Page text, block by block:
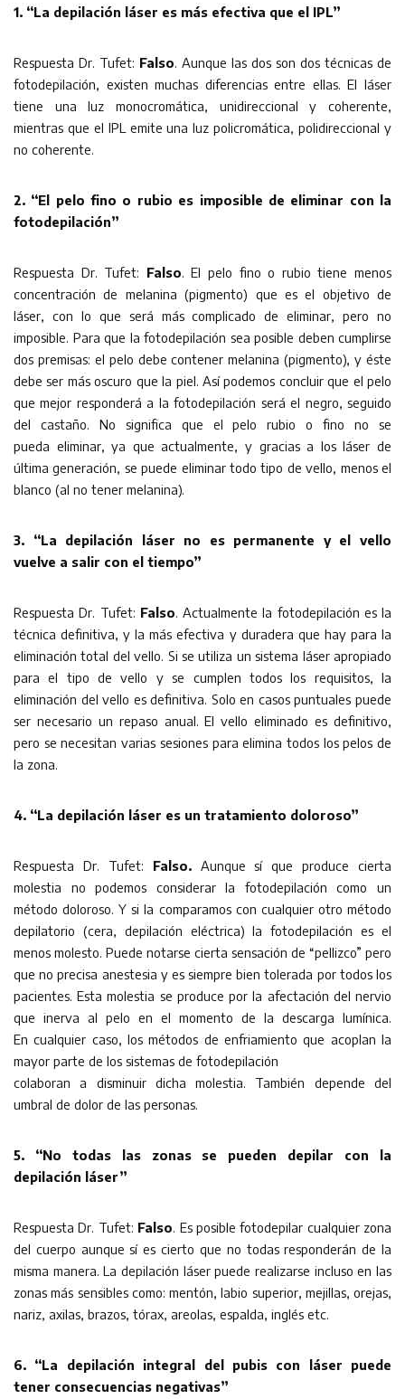
1. “La depilación láser es más efectiva que el IPL”
Respuesta Dr. Tufet: Falso. Aunque las dos son dos técnicas de
fotodepilación, existen muchas diferencias entre ellas. El láser
tiene una luz monocromática, unidireccional y coherente,
mientras que el IPL emite una luz policromática, polidireccional y
no coherente.
2. “El pelo fino o rubio es imposible de eliminar con la
fotodepilación”
Respuesta Dr. Tufet: Falso. El pelo fino o rubio tiene menos
concentración de melanina (pigmento) que es el objetivo de
láser, con lo que será más complicado de eliminar, pero no
imposible. Para que la fotodepilación sea posible deben cumplirse
dos premisas: el pelo debe contener melanina (pigmento), y éste
debe ser más oscuro que la piel. Así podemos concluir que el pelo
que mejor responderá a la fotodepilación será el negro, seguido
del castaño. No significa que el pelo rubio o fino no se
pueda eliminar, ya que actualmente, y gracias a los láser de
última generación, se puede eliminar todo tipo de vello, menos el
blanco (al no tener melanina).
3. “La depilación láser no es permanente y el vello
vuelve a salir con el tiempo”
Respuesta Dr. Tufet: Falso. Actualmente la fotodepilación es la
técnica definitiva, y la más efectiva y duradera que hay para la
eliminación total del vello. Si se utiliza un sistema láser apropiado
para el tipo de vello y se cumplen todos los requisitos, la
eliminación del vello es definitiva. Solo en casos puntuales puede
ser necesario un repaso anual. El vello eliminado es definitivo,
pero se necesitan varias sesiones para elimina todos los pelos de
la zona.
4. “La depilación láser es un tratamiento doloroso”
Respuesta Dr. Tufet: Falso.Aunque sí que produce cierta
molestia no podemos considerar la fotodepilación como un
método doloroso. Y si la comparamos con cualquier otro método
depilatorio (cera, depilación eléctrica) la fotodepilación es el
menos molesto. Puede notarse cierta sensación de “pellizco” pero
que no precisa anestesia y es siempre bien tolerada por todos los
pacientes. Esta molestia se produce por la afectación del nervio
que inerva al pelo en el momento de la descarga lumínica.
En cualquier caso, los métodos de enfriamiento que acoplan la
mayor parte de los sistemas de fotodepilación
colaboran a disminuir dicha molestia. También depende del
umbral de dolor de las personas.
5. “No todas las zonas se pueden depilar con la
depilación láser”
Respuesta Dr. Tufet: Falso. Es posible fotodepilar cualquier zona
del cuerpo aunque sí es cierto que no todas responderán de la
misma manera. La depilación láser puede realizarse incluso en las
zonas más sensibles como: mentón, labio superior, mejillas, orejas,
nariz, axilas, brazos, tórax, areolas, espalda, inglés etc.
6. “La depilación integral del pubis con láser puede
tener consecuencias negativas”